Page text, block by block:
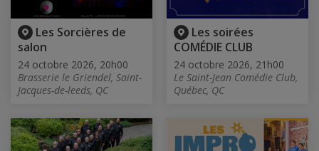
Les Sorcières de
salon
24 octobre 2026, 20h00
Brasserie le Griendel, Saint-
Jacques-de-leeds, QC
Les soirées
COMÉDIE CLUB
24 octobre 2026, 21h00
Le Saint-Jean Comédie Club,
Québec, QC